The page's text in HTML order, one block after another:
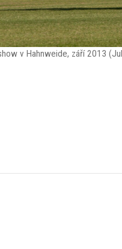
v Hahnweide, září 2013